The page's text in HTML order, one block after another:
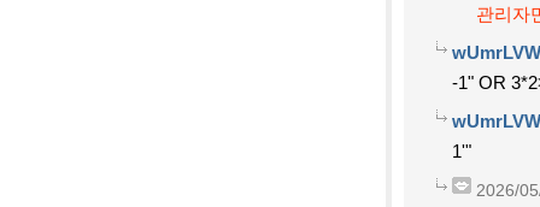
관리자
-1" OR
1'"
2026/